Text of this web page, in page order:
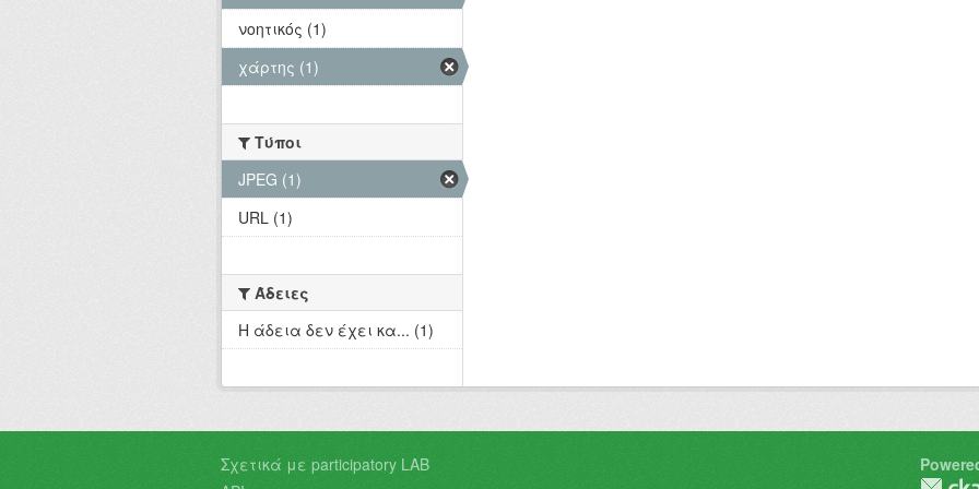
νοητικός (1)
χάρτης (1)
Τύποι
JPEG (1)
URL (1)
Άδειες
Η άδεια δεν έχει κα... (1)
Σχετικά με participatory LAB